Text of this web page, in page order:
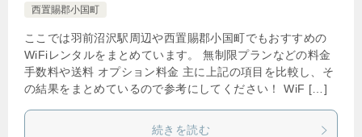
西置賜郡小国町
ここでは羽前沼沢駅周辺や西置賜郡小国町でもおすすめの
WiFiレンタルをまとめています。 無制限プランなどの料金
手数料や送料 オプション料金 主に上記の項目を比較し、そ
の結果をまとめているので参考にしてください！ WiF […]
続きを読む